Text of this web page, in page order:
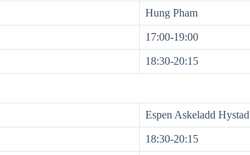
Hung Pham
17:00-19:00
18:30-20:15
Espen Askeladd Hystad
18:30-20:15